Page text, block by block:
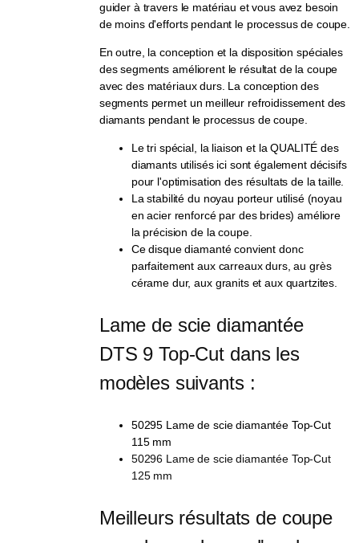
guider à travers le matériau et vous avez besoin
de moins d'efforts pendant le processus de coupe.
En outre, la conception et la disposition spéciales
des segments améliorent le résultat de la coupe
avec des matériaux durs. La conception des
segments permet un meilleur refroidissement des
diamants pendant le processus de coupe.
Le tri spécial, la liaison et la QUALITÉ des
diamants utilisés ici sont également décisifs
pour l'optimisation des résultats de la taille.
La stabilité du noyau porteur utilisé (noyau
en acier renforcé par des brides) améliore
la précision de la coupe.
Ce disque diamanté convient donc
parfaitement aux carreaux durs, au grès
cérame dur, aux granits et aux quartzites.
Lame de scie diamantée
DTS 9 Top-Cut dans les
modèles suivants :
50295 Lame de scie diamantée Top-Cut
115 mm
50296 Lame de scie diamantée Top-Cut
125 mm
Meilleurs résultats de coupe